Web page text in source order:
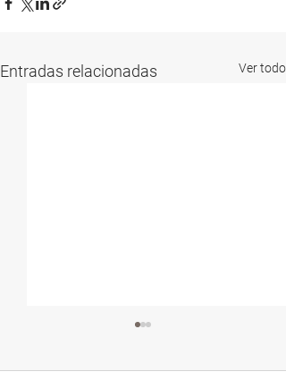
Entradas relacionadas Ver todo